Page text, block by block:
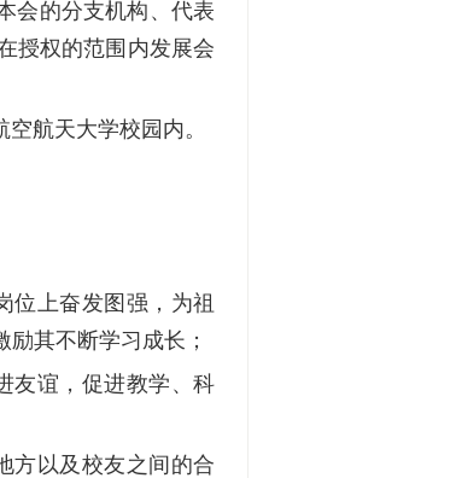
会的分支机构、代表
授权的范围内发展会
空航天大学校园内。
位上奋发图强，为祖
其不断学习成长；
友谊，促进教学、科
方以及校友之间的合